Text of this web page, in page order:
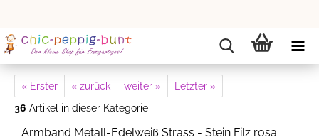
« Erster « zurück weiter »
Letzter »
36 Artikel in dieser Kategorie
Armband Metall-Edelweiß Strass - Stein Filz rosa